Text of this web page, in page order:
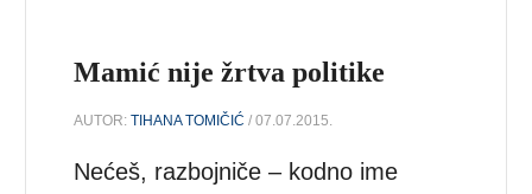
Mamić nije žrtva politike
AUTOR:TIHANA TOMIČIĆ / 07.07.2015.
Nećeš, razbojniče – kodno ime